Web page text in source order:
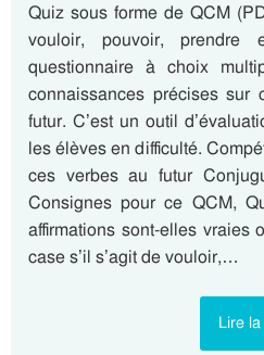
Quiz sous forme de QCM
vouloir, pouvoir, prendre
questionnaire à choix
connaissances précises sur
futur. C’est un outil
les élèves en difficulté.
ces verbes au futur
Consignes pour ce QCM,
affirmations sont-elles
case s’il s’agit de vouloir,…
Lire